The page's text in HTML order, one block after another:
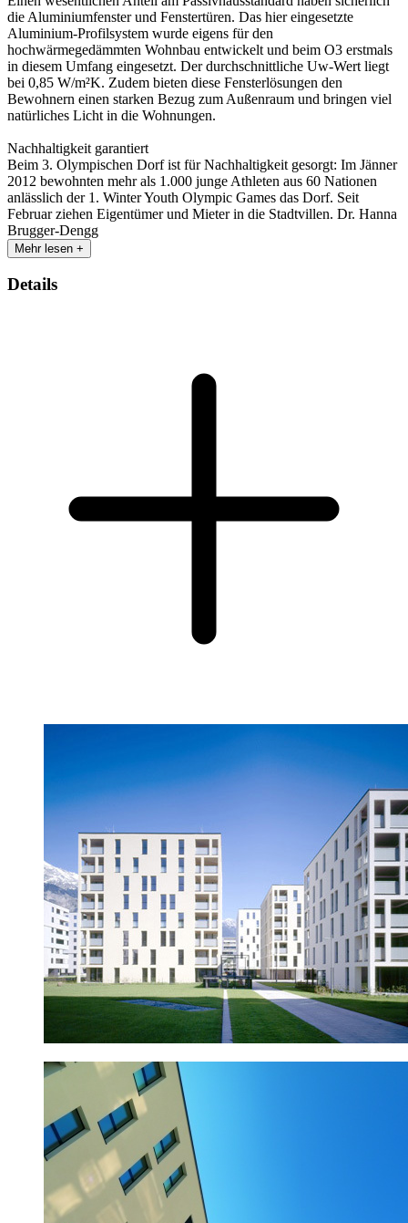
die Aluminiumfenster und Fenstertüren. Das hier eingesetzte
Aluminium-Profilsystem wurde eigens für den
hochwärmegedämmten Wohnbau entwickelt und beim O3 erstmals
in diesem Umfang eingesetzt. Der durchschnittliche Uw-Wert liegt
bei 0,85 W/m²K. Zudem bieten diese Fensterlösungen den
Bewohnern einen starken Bezug zum Außenraum und bringen viel
natürliches Licht in die Wohnungen.
Nachhaltigkeit garantiert
Beim 3. Olympischen Dorf ist für Nachhaltigkeit gesorgt: Im Jänner
2012 bewohnten mehr als 1.000 junge Athleten aus 60 Nationen
anlässlich der 1. Winter Youth Olympic Games das Dorf. Seit
Februar ziehen Eigentümer und Mieter in die Stadtvillen. Dr. Hanna
Brugger-Dengg
Mehr lesen +
Details